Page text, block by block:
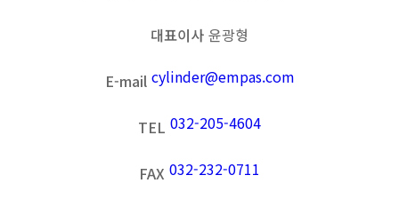
대표이사 윤광형
E-mail cylinder@empas.com
TEL 032-205-4604
FAX 032-232-0711